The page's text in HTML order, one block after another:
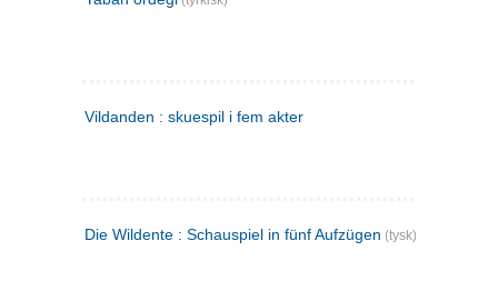
Vildanden : skuespil i fem akter
Die Wildente : Schauspiel in fünf Aufzügen (tysk)